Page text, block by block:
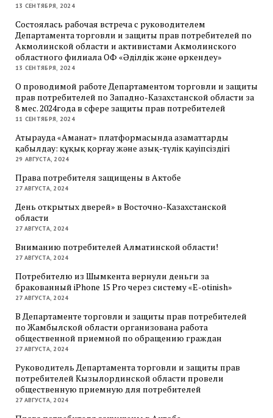
13 СЕНТЯБРЯ, 2024
Состоялась рабочая встреча с руководителем
Департамента торговли и защиты прав потребителей по
Акмолинской области и активистами Акмолинского
областного филиала ОФ «Әділдік және өркендеу»
13 СЕНТЯБРЯ, 2024
О проводимой работе Департаментом торговли и защиты
прав потребителей по Западно-Казахстанской области за
8 мес. 2024года в сфере защиты прав потребителей
11 СЕНТЯБРЯ, 2024
Атырауда «Аманат» платформасында азаматтарды
қабылдау: құқық қорғау және азық-түлік қауіпсіздігі
29 АВГУСТА, 2024
Права потребителя защищены в Актобе
27 АВГУСТА, 2024
День открытых дверей» в Восточно-Казахстанской
области
27 АВГУСТА, 2024
Вниманию потребителей Алматинской области!
27 АВГУСТА, 2024
Потребителю из Шымкента вернули деньги за
бракованный iPhone 15 Pro через систему «E-otinish»
27 АВГУСТА, 2024
В Департаменте торговли и защиты прав потребителей
по Жамбылской области организована работа
общественной приемной по обращению граждан
27 АВГУСТА, 2024
Руководитель Департамента торговли и защиты прав
потребителей Кызылординской области провели
общественную приемную для потребителей
27 АВГУСТА, 2024